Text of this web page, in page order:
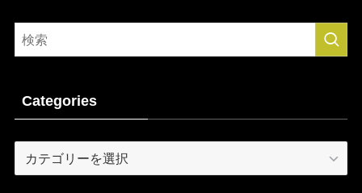
Categories
Categories